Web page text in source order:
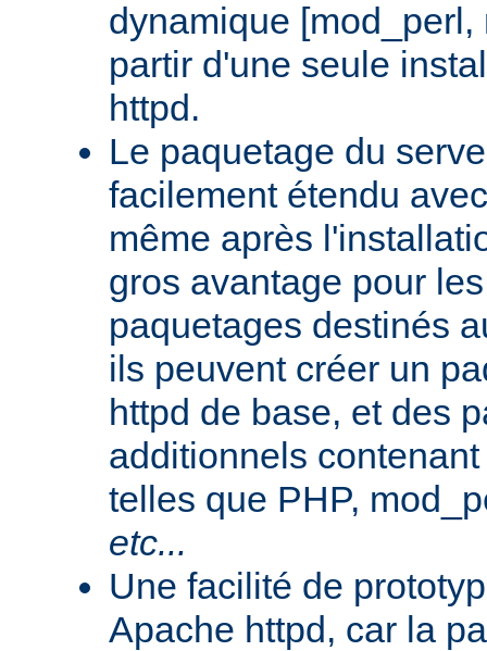
dynamique
partir d'une seule
httpd.
Le paquetage du
facilement étendu
même après
gros avantage pour
paquetages destinés
ils peuvent créer un
httpd de base, et des
additionnels
telles que PHP,
etc...
Une facilité de
Apache httpd, car la